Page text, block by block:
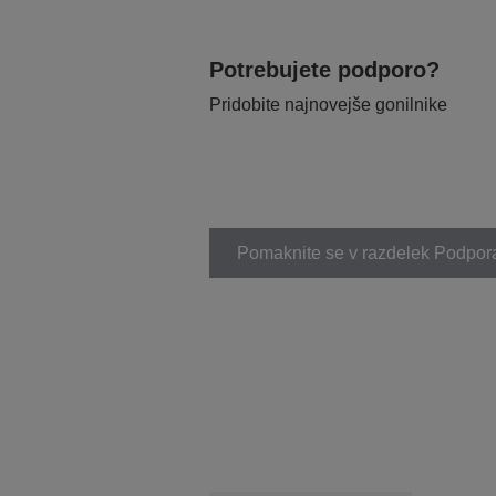
Potrebujete podporo?
Pridobite najnovejše gonilnike
Pomaknite se v razdelek